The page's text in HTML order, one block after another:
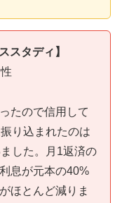
スタディ】
たので信用して
り込まれたのは
した。月1返済の
息が元本の40%
ほとんど減りま